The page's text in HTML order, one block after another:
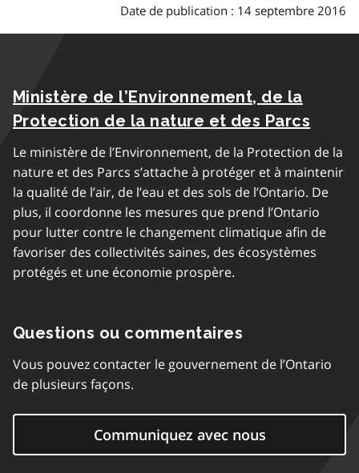
Date de publication : 14 septembre 2016
Ministère de l’Environnement, de la
Protection de la nature et des Parcs
Le ministère de l’Environnement, de la Protection de la
nature et des Parcs s’attache à protéger et à maintenir
la qualité de l’air, de l’eau et des sols de l’Ontario. De
plus, il coordonne les mesures que prend l’Ontario
pour lutter contre le changement climatique afin de
favoriser des collectivités saines, des écosystèmes
protégés et une économie prospère.
Questions ou commentaires
Vous pouvez contacter le gouvernement de l’Ontario
de plusieurs façons.
Communiquez avec nous